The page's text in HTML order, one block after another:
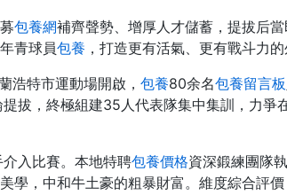
包養網補齊聲勢、增厚人才儲蓄，提拔后
青球員包養 ，打造更有活氣、更有戰斗力
浩特市運動場開啟， 包養80余名包養留言板
拔，終極組建35人代表隊集中集訓，力爭
介入比賽。本地特聘包養價格資深鍛練團隊
學，中和牛土豪的粗暴財富。維度綜合評